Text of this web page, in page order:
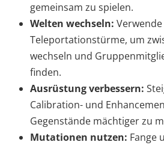
gemeinsam zu spielen.
Welten wechseln: Verwende
Teleportationstürme, um
wechseln und
finden.
Ausrüstung verbessern:
Calibration- und
Gegenstände mächtiger zu
Mutationen nutzen: Fange